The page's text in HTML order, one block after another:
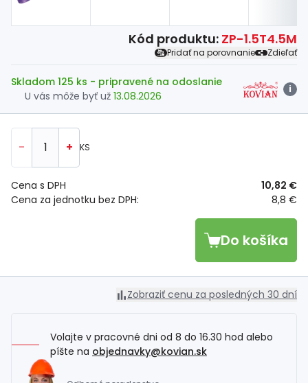
Kód produktu: ZP-1.5T4.5M
Pridať na porovnanie Zdieľať
Skladom 125 ks - pripravené na odoslanie
U vás môže byť už 13.08.2026
i
- + KS
Cena za jednotku bez DPH: 8,8 €
Cena s DPH 10,82 €
Do košíka
Zobraziť cenu za posledných 30 dní
Volajte v pracovné dni od 8 do 16.30 hod alebo
píšte na objednavky@kovian.sk